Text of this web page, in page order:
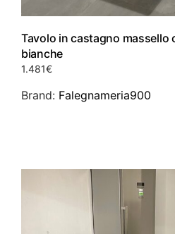
Tavolo in castagno massello
bianche
1.481€
Brand: Falegnameria900